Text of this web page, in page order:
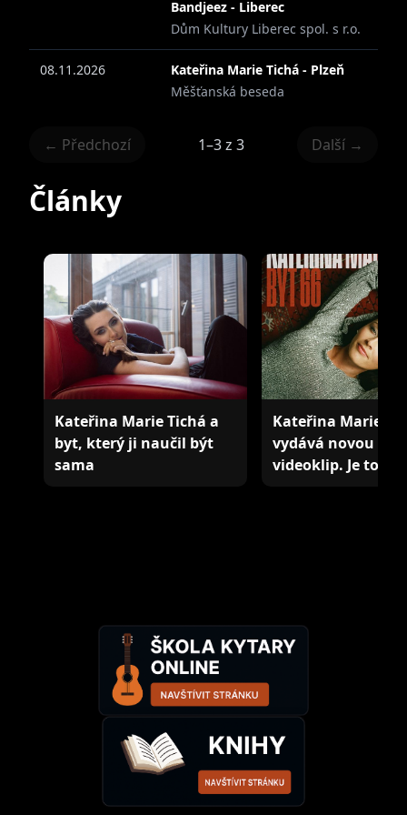
Sama Káťa k posledním měsícům svého života
dodává: „Je to jak na horské dráze. Kdyby se
mě někdo před rokem v dotazníku zeptal na
moje největší přání, řekla bych, že
vlastně pořád ještě nemůžu uvěřit, že se mi to
vděčná,“ dodává sympaticky skromná a milá
Káťa, které prostě úspěch a splnění jejího snu
Bandjeez - Liberec
Dům Kultury Liberec spol. s r.o.
08.11.2026
Kateřina Marie Tichá - Plzeň
Měšťanská beseda
← Předchozí 1–3 z 3 Další →
Články
Kateřina Marie Tichá a
byt, který ji naučil být
sama
Kateřina Marie
vydává novou
videoklip. Je to j…